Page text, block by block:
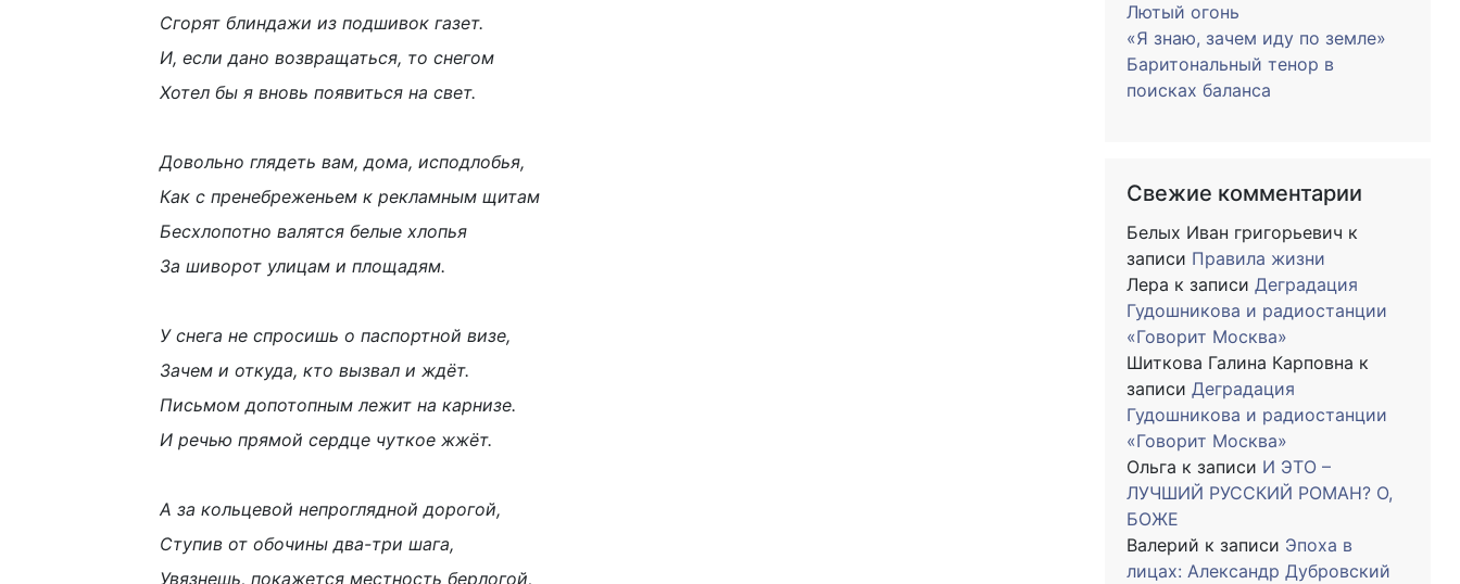
Сгорят блиндажи из подшивок газет.
И, если дано возвращаться, то снегом
Хотел бы я вновь появиться на свет.
Довольно глядеть вам, дома, исподлобья,
Как с пренебреженьем к рекламным щитам
Бесхлопотно валятся белые хлопья
За шиворот улицам и площадям.
У снега не спросишь о паспортной визе,
Зачем и откуда, кто вызвал и ждёт.
Письмом допотопным лежит на карнизе.
И речью прямой сердце чуткое жжёт.
А за кольцевой непроглядной дорогой,
Ступив от обочины два-три шага,
Увязнешь, покажется местность берлогой,
Лютый огонь
«Я знаю, зачем иду по земле»
Баритональный тенор в
поисках баланса
Свежие комментарии
Белых Иван григорьевич к
записи Правила жизни
Лера к записи Деградация
Гудошникова и радиостанции
«Говорит Москва»
Шиткова Галина Карповна к
записи Деградация
Гудошникова и радиостанции
«Говорит Москва»
Ольга к записи И ЭТО –
ЛУЧШИЙ РУССКИЙ РОМАН? О,
БОЖЕ
Валерий к записи Эпоха в
лицах: Александр Дубровский